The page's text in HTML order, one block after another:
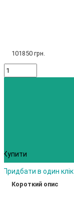
101850 грн.
Купити
Придбати в один клік
Короткий опис